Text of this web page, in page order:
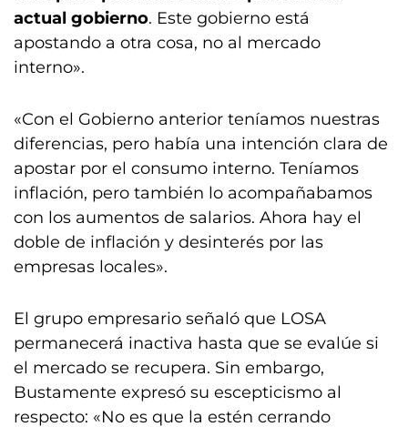
actual gobierno. Este gobierno está
apostando a otra cosa, no al mercado
interno».
«Con el Gobierno anterior teníamos nuestras
diferencias, pero había una intención clara de
apostar por el consumo interno. Teníamos
inflación, pero también lo acompañabamos
con los aumentos de salarios. Ahora hay el
doble de inflación y desinterés por las
empresas locales».
El grupo empresario señaló que LOSA
permanecerá inactiva hasta que se evalúe si
el mercado se recupera. Sin embargo,
Bustamente expresó su escepticismo al
respecto: «No es que la estén cerrando